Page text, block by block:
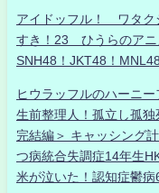
アイドッフル！ ワタク
すき！23 ひうらのアニ
SNH48！JKT48！
ヒウラッフルのハーニ
生前整理人！孤立し孤
完結編＞ キャッシング
つ病統合失調症14年生
米が泣いた！認知症鬱